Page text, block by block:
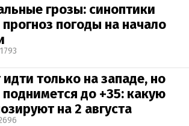
грозы: синоптики
погоды на начало
1793
только на западе, но
до +35: какую
на 2 августа